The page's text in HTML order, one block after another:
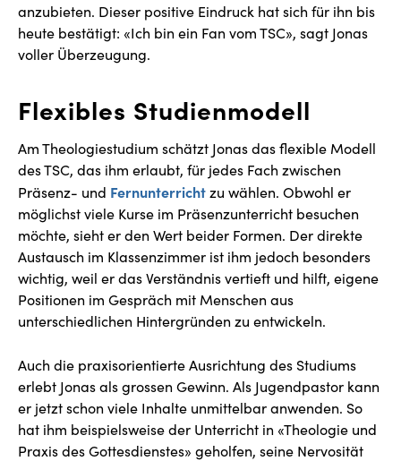
anzubieten. Dieser positive Eindruck hat sich für ihn bis
heute bestätigt: «Ich bin ein Fan vom TSC», sagt Jonas
voller Überzeugung.
Flexibles Studienmodell
Am Theologiestudium schätzt Jonas das flexible Modell
des TSC, das ihm erlaubt, für jedes Fach zwischen
Präsenz- und Fernunterrichtzu wählen. Obwohl er
möglichst viele Kurse im Präsenzunterricht besuchen
möchte, sieht er den Wert beider Formen. Der direkte
Austausch im Klassenzimmer ist ihm jedoch besonders
wichtig, weil er das Verständnis vertieft und hilft, eigene
Positionen im Gespräch mit Menschen aus
unterschiedlichen Hintergründen zu entwickeln.
Auch die praxisorientierte Ausrichtung des Studiums
erlebt Jonas als grossen Gewinn. Als Jugendpastor kann
er jetzt schon viele Inhalte unmittelbar anwenden. So
hat ihm beispielsweise der Unterricht in «Theologie und
Praxis des Gottesdienstes» geholfen, seine Nervosität